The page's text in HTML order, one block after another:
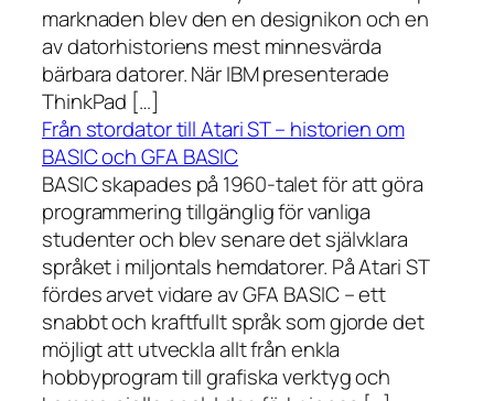
marknaden blev den en designikon och en
av datorhistoriens mest minnesvärda
bärbara datorer. När IBM presenterade
ThinkPad […]
Från stordator till Atari ST – historien om
BASIC och GFA BASIC
BASIC skapades på 1960-talet för att göra
programmering tillgänglig för vanliga
studenter och blev senare det självklara
språket i miljontals hemdatorer. På Atari ST
fördes arvet vidare av GFA BASIC – ett
snabbt och kraftfullt språk som gjorde det
möjligt att utveckla allt från enkla
hobbyprogram till grafiska verktyg och